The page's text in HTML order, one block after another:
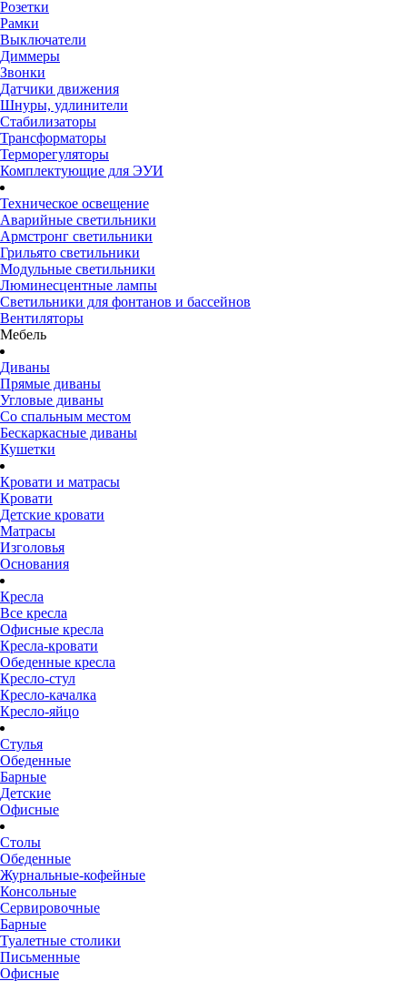
Розетки
Рамки
Выключатели
Диммеры
Звонки
Датчики движения
Шнуры, удлинители
Стабилизаторы
Трансформаторы
Терморегуляторы
Комплектующие для ЭУИ
Техническое освещение
Аварийные светильники
Армстронг светильники
Грильято светильники
Модульные светильники
Люминесцентные лампы
Светильники для фонтанов и бассейнов
Вентиляторы
Мебель
Диваны
Прямые диваны
Угловые диваны
Со спальным местом
Бескаркасные диваны
Кушетки
Кровати и матрасы
Кровати
Детские кровати
Матрасы
Изголовья
Основания
Кресла
Все кресла
Офисные кресла
Кресла-кровати
Обеденные кресла
Кресло-стул
Кресло-качалка
Кресло-яйцо
Стулья
Обеденные
Барные
Детские
Офисные
Столы
Обеденные
Журнальные-кофейные
Консольные
Сервировочные
Барные
Туалетные столики
Письменные
Офисные